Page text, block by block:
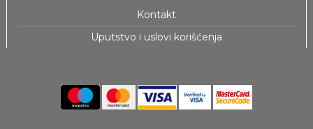
Kontakt
Uputstvo i uslovi korišćenja